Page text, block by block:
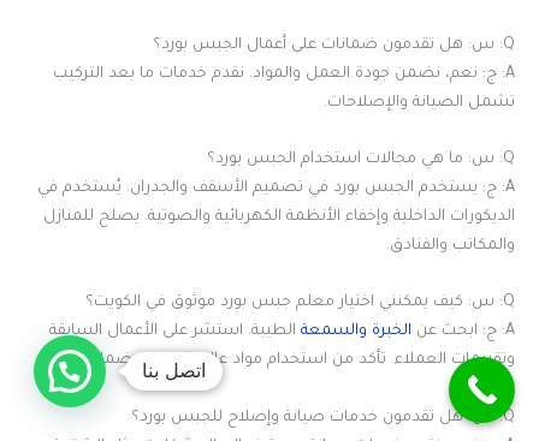
Q: س: هل تقدمون ضمانات على أعمال الجبس بورد؟
A: ج: نعم، نضمن جودة العمل والمواد. نقدم خدمات ما بعد التركيب
تشمل الصيانة والإصلاحات.
Q: س: ما هي مجالات استخدام الجبس بورد؟
A: ج: يستخدم الجبس بورد في تصميم الأسقف والجدران. يُستخدم في
الديكورات الداخلية وإخفاء الأنظمة الكهربائية والصوتية. يصلح للمنازل
والمكاتب والفنادق.
Q: س: كيف يمكنني اختيار معلم جبس بورد موثوق في الكويت؟
A: ج: ابحث عن
الخبرة والسمعة الطيبة. استشر على الأعمال السابقة
وتقييمات العملاء. تأكد من استخدام مواد عالية الجودة وضمانات.
Q: س: هل تقدمون خدمات صيانة وإصلاح للجبس بورد؟
اتصل بنا